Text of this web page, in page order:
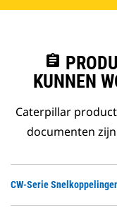
assignment
KUNNEN
Caterpillar
documenten
CW-Serie